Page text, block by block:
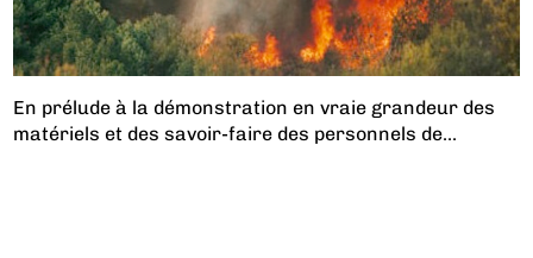
En prélude à la démonstration en vraie grandeur des
matériels et des savoir-faire des personnels de...